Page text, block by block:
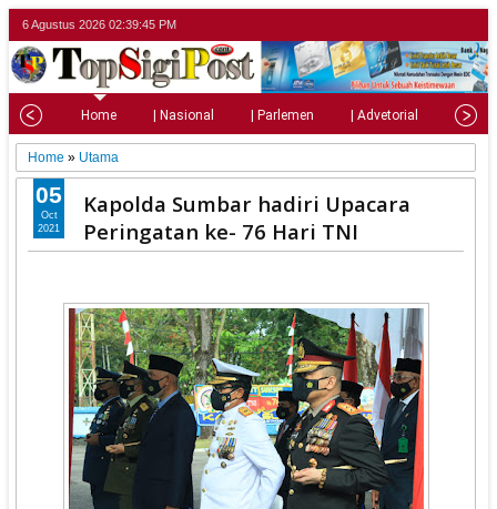
6 Agustus 2026 02:39:46 PM
Home | Nasional | Parlemen | Advetorial |
Home » Utama
Kapolda Sumbar hadiri Upacara
Peringatan ke- 76 Hari TNI
05
Oct
2021